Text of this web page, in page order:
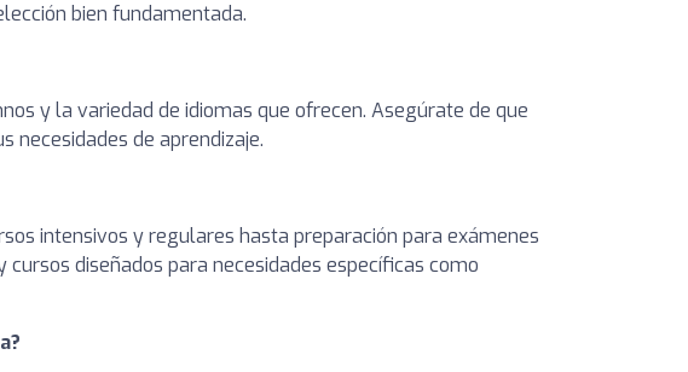
bien fundamentada.
y la variedad de idiomas que ofrecen. Asegúrate de que
necesidades de aprendizaje.
intensivos y regulares hasta preparación para exámenes
diseñados para necesidades específicas como